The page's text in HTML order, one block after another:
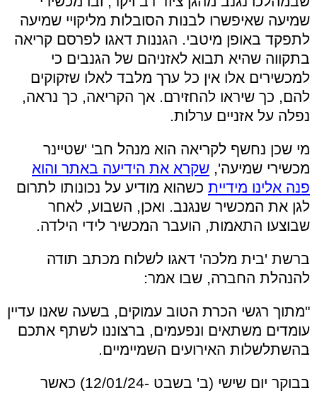
שמיעה שאיפשרו לבנות הסובלות מליקויי שמיעה
לתפקד באופן מיטבי. הגננות דאגו לפרסם קריאה
בתקווה שהיא תבוא לאזניהם של הגנבים כי
למכשירים אלו אין כל ערך מלבד לאלו שזקוקים
להם, כך שיראו להחזירם. אך הקריאה, כך נראה,
נפלה על אזניים ערלות.
מי שכן נחשף לקריאה הוא מנהל חב' 'שטיינר
מכשירי שמיעה', שקרא את הידיעה באתר והוא
פנה אלינו מידיית כשהוא מודיע על נכונותו לתרום
לגן את המכשיר שנגנב. ואכן, השבוע, לאחר
שבוצעו התאמות, הועבר המכשיר לידי הילדה.
ברשת 'בית מלכה' דאגו לשלוח מכתב תודה
להנהלת החברה, שבו אמר:
"מתוך רגשי הכרת הטוב עמוקים, בשעה שאנו עדיין
עומדים משתאים ונפעמים, ברצוננו לשתף אתכם
בהשתלשלות האירועים השמיימיים.
בבוקר יום שישי (ב' בשבט -12/01/24) כאשר